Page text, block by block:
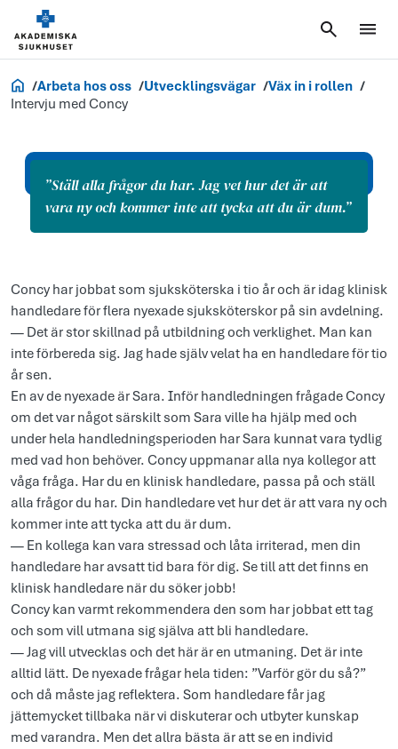
Jobb och utbildning
Arbeta hos oss Utvecklingsvägar
Väx in i rollen
Intervju med Concy
”Ställ alla frågor du har. Jag vet hur det är att
vara ny och kommer inte att tycka att du är dum.”
Concy har jobbat som sjuksköterska i tio år och är idag klinisk
handledare för flera nyexade sjuksköterskor på sin avdelning.
— Det är stor skillnad på utbildning och verklighet. Man kan
inte förbereda sig. Jag hade själv velat ha en handledare för tio
år sen.
En av de nyexade är Sara. Inför handledningen frågade Concy
om det var något särskilt som Sara ville ha hjälp med och
under hela handledningsperioden har Sara kunnat vara tydlig
med vad hon behöver. Concy uppmanar alla nya kollegor att
våga fråga. Har du en klinisk handledare, passa på och ställ
alla frågor du har. Din handledare vet hur det är att vara ny och
kommer inte att tycka att du är dum.
— En kollega kan vara stressad och låta irriterad, men din
handledare har avsatt tid bara för dig. Se till att det finns en
klinisk handledare när du söker jobb!
Concy kan varmt rekommendera den som har jobbat ett tag
och som vill utmana sig själva att bli handledare.
— Jag vill utvecklas och det här är en utmaning. Det är inte
alltid lätt. De nyexade frågar hela tiden: ”Varför gör du så?”
och då måste jag reflektera. Som handledare får jag
jättemycket tillbaka när vi diskuterar och utbyter kunskap
med varandra. Men det allra bästa är att se en individ